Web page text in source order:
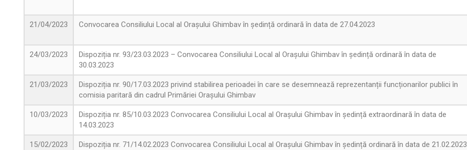
21/04/2023
Convocarea Consiliului Local al Orașului Ghimbav în ședință ordinară în data de 27.04.2023
24/03/2023
Dispoziția nr. 93/23.03.2023 – Convocarea Consiliului Local al Orașului Ghimbav în ședință ordinară în data de
30.03.2023
21/03/2023
Dispoziția nr. 90/17.03.2023 privind stabilirea perioadei în care se desemnează reprezentanții funcționarilor publici în
comisia paritară din cadrul Primăriei Orașului Ghimbav
10/03/2023
Dispoziția nr. 85/10.03.2023 Convocarea Consiliului Local al Orașului Ghimbav în ședință extraordinară în data de
14.03.2023
15/02/2023
Dispoziția nr. 71/14.02.2023 Convocarea Consiliului Local al Orașului Ghimbav în ședință ordinară în data de 21.02.2023